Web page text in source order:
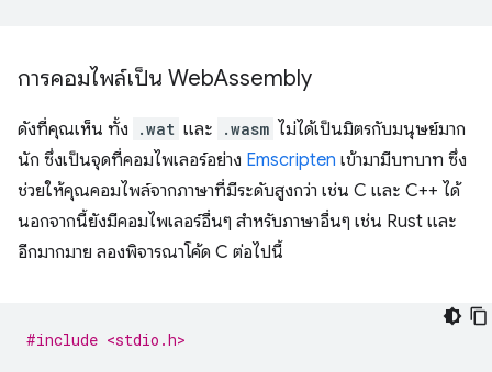
การคอมไพล์เป็น WebAssembly
ดังที่คุณเห็น ทั้ง .wat และ .wasm ไม่ได้เป็นมิตรกับมนุษย์มาก
นัก ซึ่งเป็นจุดที่คอมไพเลอร์อย่าง Emscripten เข้ามามีบทบาท ซึ่ง
ช่วยให้คุณคอมไพล์จากภาษาที่มีระดับสูงกว่า เช่น C และ C++ ได้
นอกจากนี้ยังมีคอมไพเลอร์อื่นๆ สำหรับภาษาอื่นๆ เช่น Rust และ
อีกมากมาย ลองพิจารณาโค้ด C ต่อไปนี้
#include <stdio.h>